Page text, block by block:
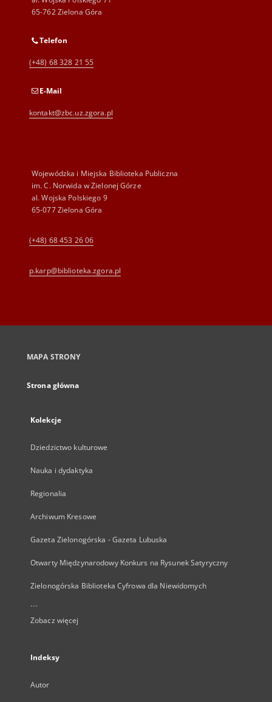
65-762 Zielona Góra
Telefon
(+48) 68 328 21 55
E-Mail
kontakt@zbc.uz.zgora.pl
Wojewódzka i Miejska Biblioteka Publiczna
im. C. Norwida w Zielonej Górze
al. Wojska Polskiego 9
65-077 Zielona Góra
(+48) 68 453 26 06
p.karp@biblioteka.zgora.pl
MAPA STRONY
Strona główna
Kolekcje
Dziedzictwo kulturowe
Nauka i dydaktyka
Regionalia
Archiwum Kresowe
Gazeta Zielonogórska - Gazeta Lubuska
Otwarty Międzynarodowy Konkurs na Rysunek Satyryczny
Zielonogórska Biblioteka Cyfrowa dla Niewidomych
...
Zobacz więcej
Indeksy
Autor